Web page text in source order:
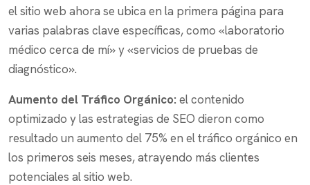
el sitio web ahora se ubica en la primera página para
varias palabras clave específicas, como «laboratorio
médico cerca de mí» y «servicios de pruebas de
diagnóstico».
Aumento del Tráfico Orgánico: el contenido
optimizado y las estrategias de SEO dieron como
resultado un aumento del 75% en el tráfico orgánico en
los primeros seis meses, atrayendo más clientes
potenciales al sitio web.